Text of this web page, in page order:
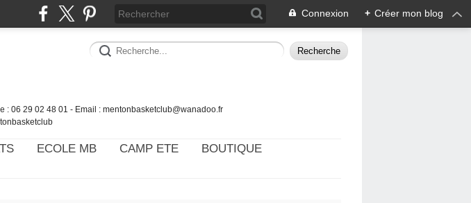
Connexion + Créer mon blog
: 06 29 02 48 01 - Email : mentonbasketclub@wanadoo.fr
ECOLE MB CAMP ETE
BOUTIQUE